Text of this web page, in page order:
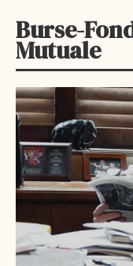
Burse-
Mutuale